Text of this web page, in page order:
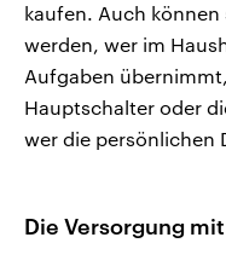
kaufen. Auch
werden, wer im
Aufgaben
Hauptschalter oder
wer die persönlichen
Die Versorgung